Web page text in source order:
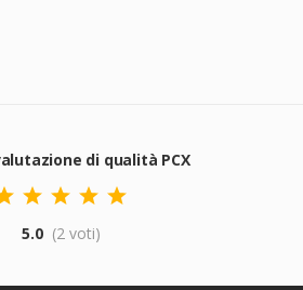
di qualità PCX
5.0 (2 voti)